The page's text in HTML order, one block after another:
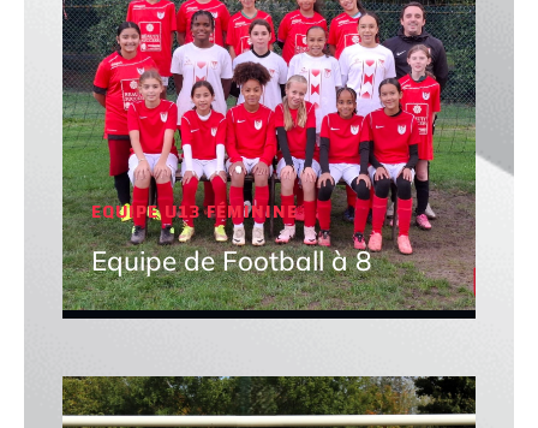
EQUIPE U13 FÉMININE
Equipe de Football à 8